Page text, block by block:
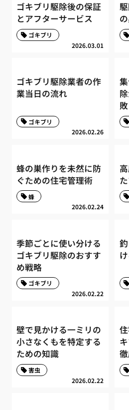
ゴキブリ駆除後の保証
とアフターサービス
2026.03.01
ゴキブリ
ゴキブリ駆除業者の作
業当日の流れ
2026.02.26
ゴキブリ
蜂の巣作りを未然に防
ぐための住宅管理術
2026.02.24
蜂
季節ごとに使い分ける
ゴキブリ駆除のおすす
め戦略
2026.02.22
ゴキブリ
壁で見かける一ミリの
小さなくもを特定する
ための知識
2026.02.22
害虫